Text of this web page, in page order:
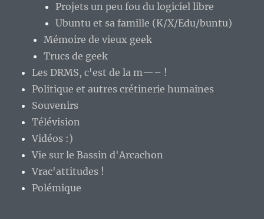
Projets un peu fou du logiciel libre
Ubuntu et sa famille (K/X/Edu/buntu)
Mémoire de vieux geek
Trucs de geek
Les DRMS, c'est de la m—– !
Politique et autres crétinerie humaines
Souvenirs
Télévision
Vidéos :)
Vie sur le Bassin d'Arcachon
Vrac'attitudes !
Polémique